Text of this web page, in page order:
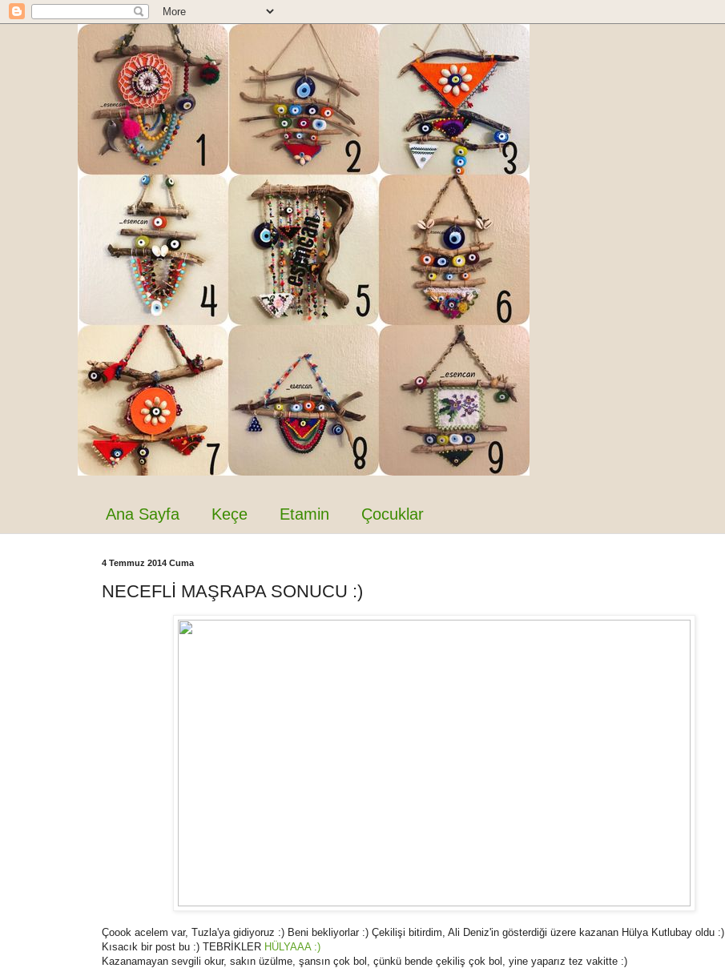
Ana Sayfa Keçe Etamin Çocuklar
4 Temmuz 2014 Cuma
NECEFLİ MAŞRAPA SONUCU :)
Çoook acelem var, Tuzla'ya gidiyoruz :) Beni bekliyorlar :) Çekilişi bitirdim, Ali Deniz'in gösterdiği üzere kazanan Hülya Kutlubay oldu :)
Kısacık bir post bu :) TEBRİKLER HÜLYAAA :)
Kazanamayan sevgili okur, sakın üzülme, şansın çok bol, çünkü bende çekiliş çok bol, yine yaparız tez vakitte :)